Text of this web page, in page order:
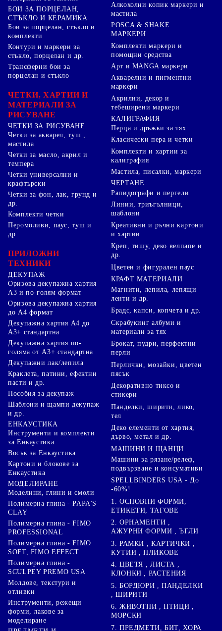
БОИ ЗА ПОРЦЕЛАН,
СТЪКЛО И КЕРАМИКА
Бои за порцелан, стъкло и
комплекти
Контури и маркери за
стъкло, порцелан и др.
Трансферни бои за
порцелан и стъкло
ЧЕТКИ, ХАРТИИ И
МАТЕРИАЛИ ЗА
РИСУВАНЕ
ЧЕТКИ ЗА РИСУВАНЕ
Четки за акварел, туш ,
мастила
Четки за масло, акрил и
темпера
Четки универсални и
крафтърски
Четки за фон, лак, грунд и
др.
Комплекти четки
Алкохолни копик маркери и
мастила
POSCA & SHAKE
МАРКЕРИ
Комплекти маркери и
помощни средства
Арт и MANGA маркери
Акварелни и пигментни
маркери
Акрилни, декор и
тебеширени маркери
КАЛИГРАФИЯ
Перца и дръжки за тях
Класически пера и четки
Комплекти и хартии за
калиграфия
Мастила, писалки, маркери
ЧЕРТАНЕ
Рапидографи и пергели
Линии, триъгълници,
шаблони
Перомоливи, паус, туш и
др.
ПРИЛОЖНИ
ТЕХНИКИ
ДЕКУПАЖ
Оризова декупажна хартия
А3 и по-голям формат
Оризова декупажна хартия
до А4 формат
Декупажна хартия А4 до
А3+ стандартна
Декупажна хартия по-
голяма от А3+ стандартна
Декупажни лак/лепила
Краклета, патини, ефектни
пасти и др.
Пособия за декупаж
Шаблони и щампи декупаж
и др.
ЕНКАУСТИКА
Инструменти и комплекти
за Енкаустика
Восък за Енкаустика
Картони и блокове за
Енкаустика
МОДЕЛИРАНЕ
Моделини, глини и смоли
Полимерна глина - PAPA'S
CLAY
Полимерна глина - FIMO
PROFESSIONAL
Полимерна глина - FIMO
SOFT, FIMO EFFECT
Полимерна глина -
SCULPEY PREMO USA
Молдове, текстури и
отливки
Инструменти, режещи
форми, лакове за
моделиране
Креативни и ръчни картони
и хартии
Креп, тишу, деко велпапе и
др.
Цветен и фигурален паус
КРАФТ МАТЕРИАЛИ
Магнити, лепила, лепящи
ленти и др.
Брадс, капси, копчета и др.
Скрабукинг албуми и
материали за тях
Брокат, пудри, перфектни
перли
Перлички, мозайки, цветен
пясък
Декоративно тиксо и
стикери
Панделки, ширити, лико,
тел
Деко елементи от хартия,
дърво, метал и др.
МАШИНИ И ЩАНЦИ
Машини за рязане/релеф,
подвързване и консумативи
SPELLBINDERS USA - До
-60%!
1. ОСНОВНИ ФОРМИ,
ЕТИКЕТИ, ТАГОВЕ
2. ОРНАМЕНТИ ,
АЖУРНИ ФОРМИ , ЪГЛИ
3. РАМКИ , КАРТИЧКИ ,
КУТИИ , ПЛИКОВЕ
4. ЦВЕТЯ , ЛИСТА ,
КЛОНКИ , РАСТЕНИЯ
5. БОРДЮРИ , ПАНДЕЛКИ
, ШИРИТИ
6. ЖИВОТНИ , ПТИЦИ ,
МОРСКИ
7. ПРЕДМЕТИ, БИТ, ХОРА